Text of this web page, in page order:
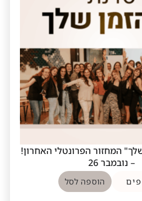
המחזור הפרונטלי האחרון!
– נובמבר 26
הוספה לסל